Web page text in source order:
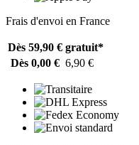
Frais d'envoi en France
Dès 59,90 € gratuit*
Dès 0,00 € 6,90 €